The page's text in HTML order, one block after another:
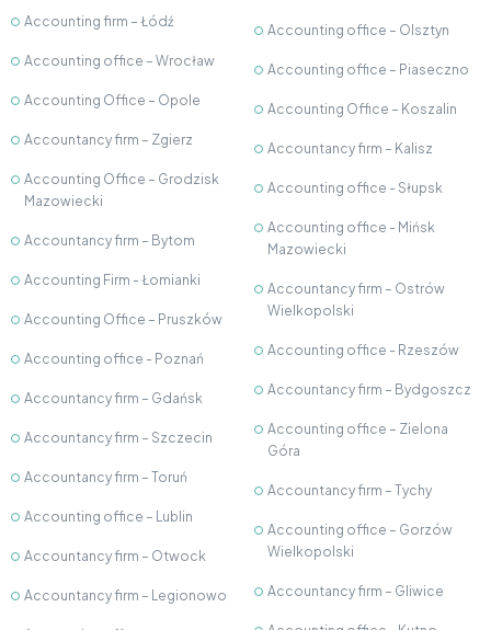
Accounting firm – Łódź
Accounting office – Wrocław
Accounting Office – Opole
Accountancy firm – Zgierz
Accounting Office – Grodzisk
Mazowiecki
Accountancy firm – Bytom
Accounting Firm - Łomianki
Accounting Office – Pruszków
Accounting office - Poznań
Accountancy firm – Gdańsk
Accountancy firm – Szczecin
Accountancy firm – Toruń
Accounting office – Lublin
Accountancy firm – Otwock
Accountancy firm – Legionowo
Accounting office – Olsztyn
Accounting office – Piaseczno
Accounting Office – Koszalin
Accountancy firm – Kalisz
Accounting office - Słupsk
Accounting office - Mińsk
Mazowiecki
Accountancy firm – Ostrów
Wielkopolski
Accounting office - Rzeszów
Accountancy firm – Bydgoszcz
Accounting office – Zielona
Góra
Accountancy firm – Tychy
Accounting office – Gorzów
Wielkopolski
Accountancy firm – Gliwice